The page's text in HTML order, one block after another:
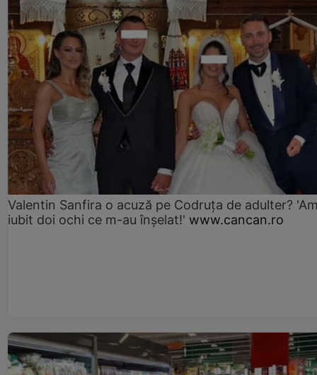
Valentin Sanfira o acuză pe Codruța de adulter?
iubit doi ochi ce m-au înșelat!' www.cancan.ro